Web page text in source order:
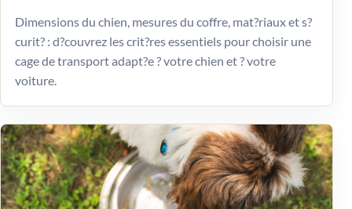
Dimensions du chien, mesures du coffre, mat?riaux et s?
curit? : d?couvrez les crit?res essentiels pour choisir une
cage de transport adapt?e ? votre chien et ? votre
voiture.